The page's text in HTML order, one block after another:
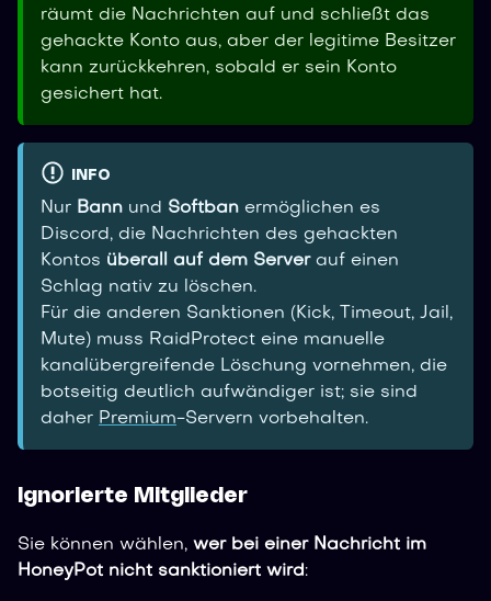
räumt die Nachrichten auf und schließt das
gehackte Konto aus, aber der legitime Besitzer
kann zurückkehren, sobald er sein Konto
gesichert hat.
INFO
Nur Bann und Softban ermöglichen es
Discord, die Nachrichten des gehackten
Kontos überall auf dem Serverauf einen
Schlag nativ zu löschen.
Für die anderen Sanktionen (Kick, Timeout, Jail,
Mute) muss RaidProtect eine manuelle
kanalübergreifende Löschung vornehmen, die
botseitig deutlich aufwändiger ist; sie sind
daher Premium-Servern vorbehalten.
Ignorierte Mitglieder
Sie können wählen, wer bei einer Nachricht im
HoneyPot nicht sanktioniert wird: